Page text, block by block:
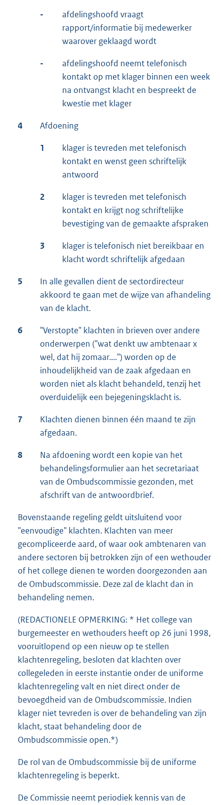
-
afdelingshoofd vraagt
rapport/informatie bij medewerker
waarover geklaagd wordt
-
afdelingshoofd neemt telefonisch
kontakt op met klager binnen een week
na ontvangst klacht en bespreekt de
kwestie met klager
4 Afdoening
1
klager is tevreden met telefonisch
kontakt en wenst geen schriftelijk
antwoord
2
klager is tevreden met telefonisch
kontakt en krijgt nog schriftelijke
bevestiging van de gemaakte afspraken
3
klager is telefonisch niet bereikbaar en
klacht wordt schriftelijk afgedaan
5
In alle gevallen dient de sectordirecteur
akkoord te gaan met de wijze van afhandeling
van de klacht.
6
"Verstopte" klachten in brieven over andere
onderwerpen ("wat denkt uw ambtenaar x
wel, dat hij zomaar....") worden op de
inhoudelijkheid van de zaak afgedaan en
worden niet als klacht behandeld, tenzij het
overduidelijk een bejegeningsklacht is.
7
Klachten dienen binnen één maand te zijn
afgedaan.
8
Na afdoening wordt een kopie van het
behandelingsformulier aan het secretariaat
van de Ombudscommissie gezonden, met
afschrift van de antwoordbrief.
Bovenstaande regeling geldt uitsluitend voor
"eenvoudige" klachten. Klachten van meer
gecompliceerde aard, of waar ook ambtenaren van
andere sectoren bij betrokken zijn of een wethouder
of het college dienen te worden doorgezonden aan
de Ombudscommissie. Deze zal de klacht dan in
behandeling nemen.
(REDACTIONELE OPMERKING: * Het college van
burgemeester en wethouders heeft op 26 juni 1998,
vooruitlopend op een nieuw op te stellen
klachtenregeling, besloten dat klachten over
collegeleden in eerste instantie onder de uniforme
klachtenregeling valt en niet direct onder de
bevoegdheid van de Ombudscommissie. Indien
klager niet tevreden is over de behandeling van zijn
klacht, staat behandeling door de
Ombudscommissie open.*)
De rol van de Ombudscommissie bij de uniforme
klachtenregeling is beperkt.
De Commissie neemt periodiek kennis van de